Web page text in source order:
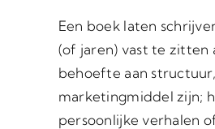
Een boek laten
(of jaren) vast te zitten
behoefte aan
marketingmiddel zijn;
persoonlijke verhalen